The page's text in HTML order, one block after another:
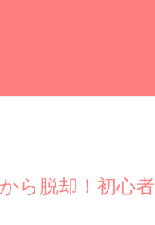
ら脱却！初心者